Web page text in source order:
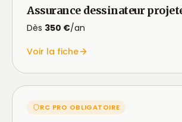
Assurance dessinateur
Dès 350 €/an
Voir la fiche
RC PRO OBLIGATOIRE